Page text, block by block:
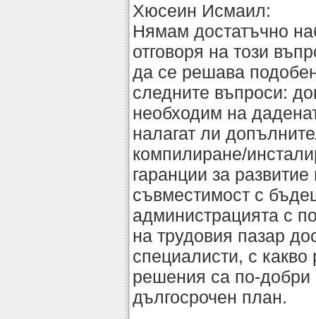
Хюсеин Исмаил:
Нямам достатъчно
отговоря на този
да се решава
следните въпроси:
необходим на
налагат ли
компилиране/
гаранции за
съвместимост с
администрацията с
на трудовия пазар
специалисти, с какво
решения са по-добри
дългосрочен план.